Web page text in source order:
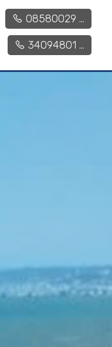
08580029 ...
34094801 ...